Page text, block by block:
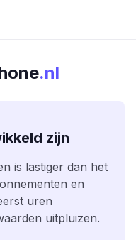
.nl
zijn
is lastiger dan het
en
uren
uitpluizen.